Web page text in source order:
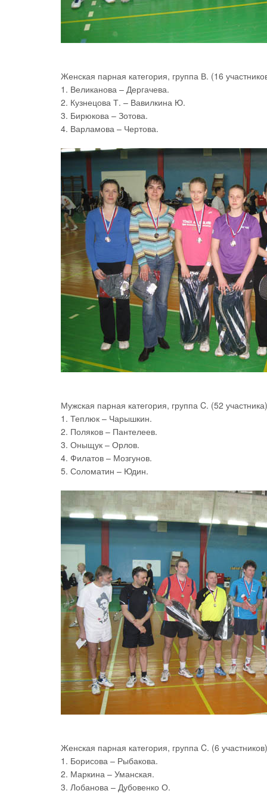
Женская парная категория, группа В. (16
1. Великанова – Дергачева.
2. Кузнецова Т. – Вавилкина Ю.
3. Бирюкова – Зотова.
4. Варламова – Чертова.
Мужская парная категория, группа C. (52
1. Теплюк – Чарышкин.
2. Поляков – Пантелеев.
3. Оныщук – Орлов.
4. Филатов – Мозгунов.
5. Соломатин – Юдин.
Женская парная категория, группа C. (6
1. Борисова – Рыбакова.
2. Маркина – Уманская.
3. Лобанова – Дубовенко О.